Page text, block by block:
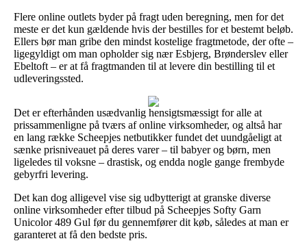
Flere online outlets byder på fragt uden beregning, men for det
meste er det kun gældende hvis der bestilles for et bestemt beløb.
Ellers bør man gribe den mindst kostelige fragtmetode, der ofte –
ligegyldigt om man opholder sig nær Esbjerg, Brønderslev eller
Ebeltoft – er at få fragtmanden til at levere din bestilling til et
udleveringssted.
Det er efterhånden usædvanlig hensigtsmæssigt for alle at
prissammenligne på tværs af online virksomheder, og altså har
en lang række Scheepjes netbutikker fundet det uundgåeligt at
sænke prisniveauet på deres varer – til babyer og børn, men
ligeledes til voksne – drastisk, og endda nogle gange frembyde
gebyrfri levering.
Det kan dog alligevel vise sig udbytterigt at granske diverse
online virksomheder efter tilbud på Scheepjes Softy Garn
Unicolor 489 Gul før du gennemfører dit køb, således at man er
garanteret at få den bedste pris.